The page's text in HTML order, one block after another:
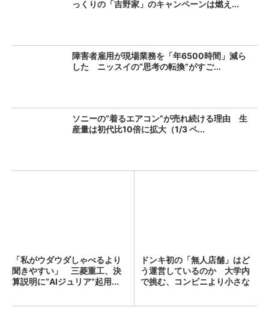
っくりの「吉野家」のキャンペーンは燃え...
障害者雇用が現場業務を「年6500時間」減ら
した ニッスイの“思考の転換”がすご...
ソニーの“着るエアコン”が売れ続ける理由 生
産量は初代比10倍に拡大（1/3 ペ...
「私がウダウダしゃべるより
聞きやすい」 三菱重工、決
算説明に“AIジュリア”起用...
ドンキ初の「無人店舗」はど
う運営しているのか 大学内
で挑む、コンビニより小さな